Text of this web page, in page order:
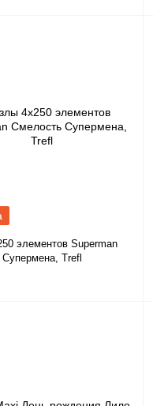
элементов Superman
Trefl